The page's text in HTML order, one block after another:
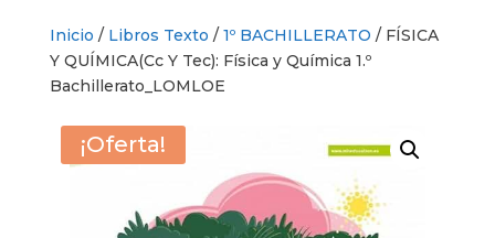
Inicio / Libros Texto / 1º BACHILLERATO / FÍSICA
Y QUÍMICA(Cc Y Tec): Física y Química 1.º
Bachillerato_LOMLOE
¡Oferta!